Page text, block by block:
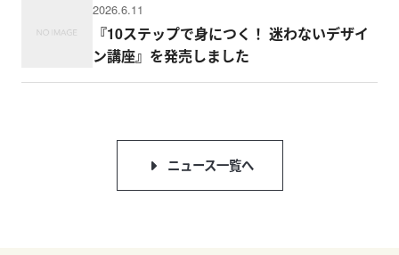
2026.6.11
『10ステップで身につく！ 迷わないデザイ
ン講座』を発売しました
ニュース一覧へ